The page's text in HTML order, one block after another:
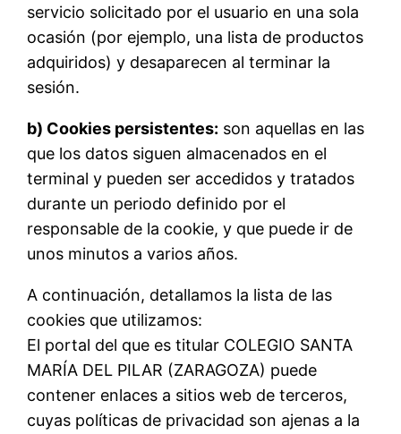
servicio solicitado por el usuario en una sola
ocasión (por ejemplo, una lista de productos
adquiridos) y desaparecen al terminar la
sesión.
b) Cookies persistentes: son aquellas en las
que los datos siguen almacenados en el
terminal y pueden ser accedidos y tratados
durante un periodo definido por el
responsable de la cookie, y que puede ir de
unos minutos a varios años.
A continuación, detallamos la lista de las
cookies que utilizamos:
El portal del que es titular COLEGIO SANTA
MARÍA DEL PILAR (ZARAGOZA) puede
contener enlaces a sitios web de terceros,
cuyas políticas de privacidad son ajenas a la